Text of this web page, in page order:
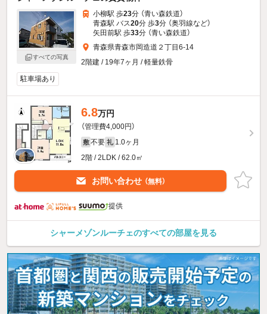
すべての写真
小柳駅 歩23分 （青い森鉄道）
青森駅 バス20分 歩3分 （奥羽線など）
矢田前駅 歩33分 （青い森鉄道）
青森県青森市岡造道２丁目6-14
2階建 / 19年7ヶ月 / 軽量鉄骨
駐車場あり
6.8万円
（管理費4,000円）
敷 不要 礼 1.0ヶ月
2階 / 2LDK / 62.0㎡
お問い合わせ （無料）
提供
シャーメゾンルーチェのすべての部屋を見る